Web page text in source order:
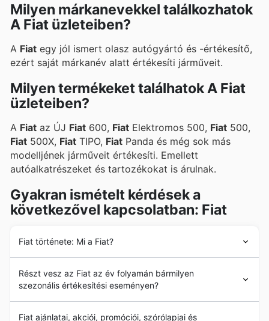
Milyen márkanevekkel találkozhatok
A Fiat üzleteiben?
A Fiat egy jól ismert olasz autógyártó és -értékesítő,
ezért saját márkanév alatt értékesíti járműveit.
Milyen termékeket találhatok A Fiat
üzleteiben?
A Fiat az ÚJ Fiat 600, Fiat Elektromos 500, Fiat 500,
Fiat 500X, Fiat TIPO, Fiat Panda és még sok más
modelljének járműveit értékesíti. Emellett
autóalkatrészeket és tartozékokat is árulnak.
Gyakran ismételt kérdések a
következővel kapcsolatban: Fiat
Fiat története: Mi a Fiat?
befektetői csoport Olaszországban. AFiatcélja a
kezdetektől fogva az volt, hogy nagy teljesítményű,
hatékony és innovatívan tervezett járművekkel
forradalmasítsa az autóipart. 1900-ban mutatták be
Részt vesz az Fiat az év folyamán bármilyen
szezonális értékesítési eseményen?
Fiat ajánlatai, akciói, promóciói, szórólapjai és